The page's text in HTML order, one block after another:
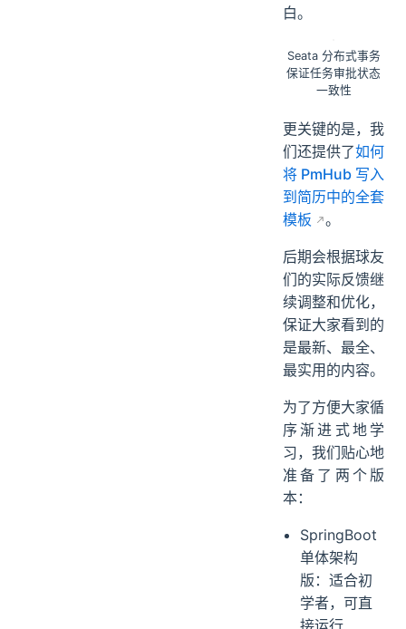
白。
Seata 分布式事务
保证任务审批状态
一致性
更关键的是，我
们还提供了如何
将 PmHub 写入
到简历中的全套
模板
。
后期会根据球友
们的实际反馈继
续调整和优化，
保证大家看到的
是最新、最全、
最实用的内容。
为了方便大家循
序渐进式地学
习，我们贴心地
准备了两个版
本：
SpringBoot
单体架构
版：适合初
学者，可直
接运行